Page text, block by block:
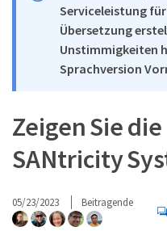
Serviceleistung
Übersetzung
Unstimmigkeiten
Sprachversion
Zeigen Sie
SANtricity
05/23/2023 Beitragende